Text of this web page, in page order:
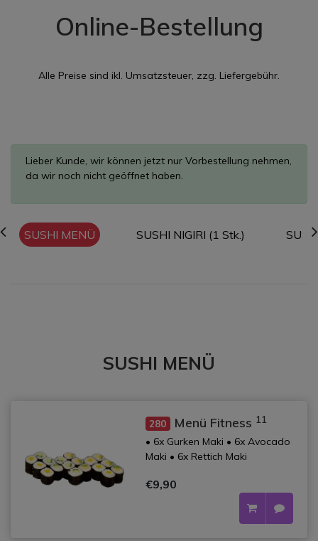
Online-Bestellung
Alle Preise sind ikl. Umsatzsteuer, zzg. Liefergebühr.
Lieber Kunde, wir können jetzt nur Vorbestellung nehmen,
da wir noch nicht geöffnet haben.
SUSHI MENÜ SUSHI NIGIRI (1 Stk.)
SUSHI MENÜ
280 Menü Fitness 11
• 6x Gurken Maki • 6x Avocado
Maki • 6x Rettich Maki
€9,90